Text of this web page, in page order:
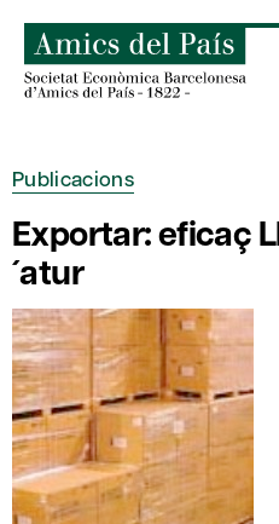
content
Publicacions
Exportar: eficaç
´atur